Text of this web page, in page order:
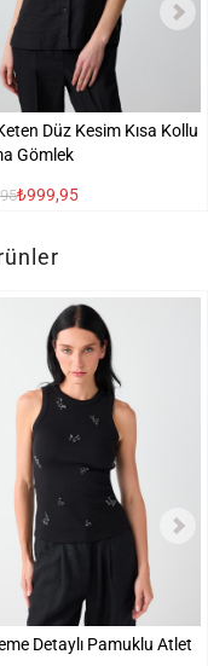
Düz Kesim Kısa Kollu
Gömlek
₺999,95
Detaylı Pamuklu Atlet